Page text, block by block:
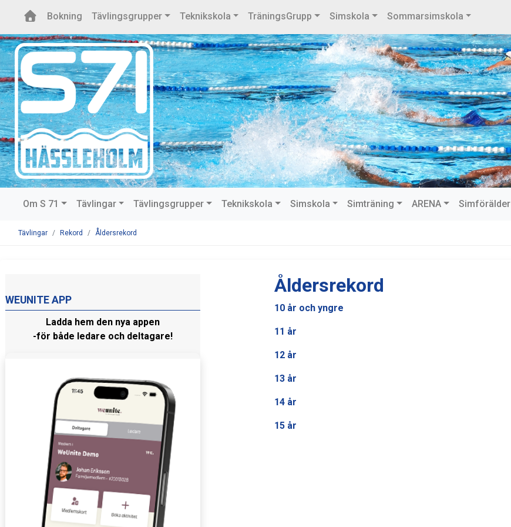
Bokning Tävlingsgrupper Teknikskola TräningsGrupp Simskola Sommarsimskola
Om S 71 Tävlingar Tävlingsgrupper Teknikskola Simskola Simträning ARENA Simförälder
Tävlingar Rekord Åldersrekord
WEUNITE APP
Ladda hem den nya appen
-för både ledare och deltagare!
Åldersrekord
10 år och yngre
11 år
12 år
13 år
14 år
15 år